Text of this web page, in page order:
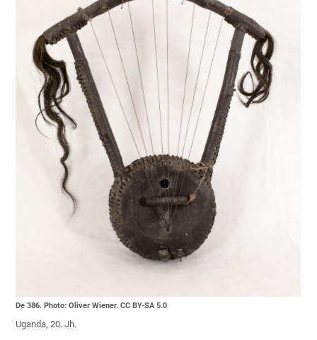
De 386. Photo: Oliver Wiener. CC BY-SA 5.0
Uganda, 20. Jh.